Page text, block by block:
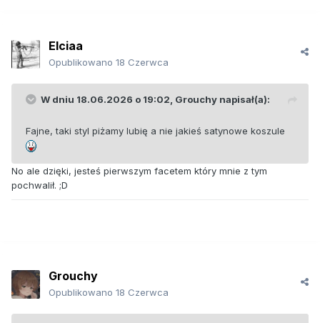
Elciaa
Opublikowano 18 Czerwca
W dniu 18.06.2026 o 19:02, Grouchy napisał(a):
Fajne, taki styl piżamy lubię a nie jakieś satynowe koszule
No ale dzięki, jesteś pierwszym facetem który mnie z tym
pochwalił. ;D
Grouchy
Opublikowano 18 Czerwca